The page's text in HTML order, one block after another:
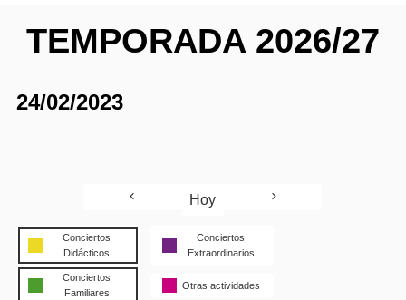
TEMPORADA 2026/27
24/02/2023
Hoy
Conciertos
Didácticos
Conciertos
Extraordinarios
Conciertos
Familiares
Otras actividades